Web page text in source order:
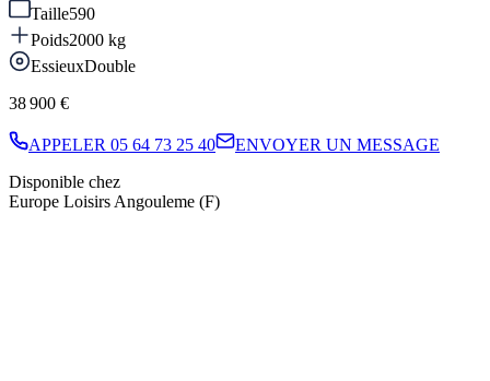
Taille590
Poids2000 kg
EssieuxDouble
38 900 €
APPELER 05 64 73 25 40
ENVOYER UN MESSAGE
Disponible chez
Europe Loisirs Angouleme (F)